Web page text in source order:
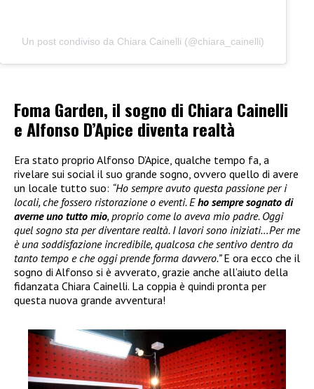
Un post condiviso da Chiara Cainelli (@chiara_cainelli)
Foma Garden, il sogno di Chiara Cainelli
e Alfonso D’Apice diventa realtà
Era stato proprio Alfonso D’Apice, qualche tempo fa, a
rivelare sui social il suo grande sogno, ovvero quello di avere
un locale tutto suo: “Ho sempre avuto questa passione per i
locali, che fossero ristorazione o eventi. Eho sempre sognato di
averne uno tutto mio, proprio come lo aveva mio padre. Oggi
quel sogno sta per diventare realtà. I lavori sono iniziati…Per me
è una soddisfazione incredibile, qualcosa che sentivo dentro da
tanto tempo e che oggi prende forma davvero.”E ora ecco che il
sogno di Alfonso si è avverato, grazie anche all’aiuto della
fidanzata Chiara Cainelli. La coppia è quindi pronta per
questa nuova grande avventura!